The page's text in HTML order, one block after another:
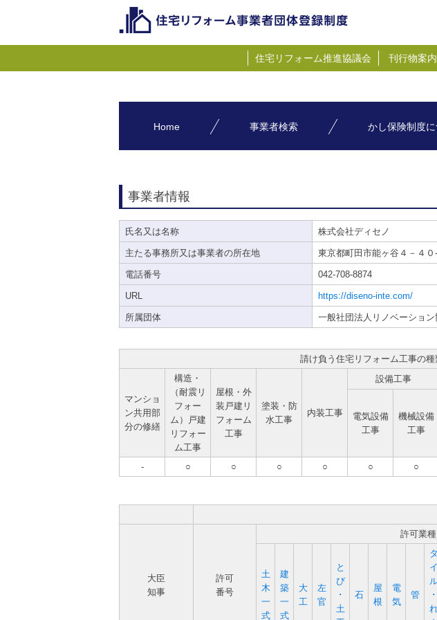
住宅リフォーム推進協議会 刊行物案内
Home 事業者検索 かし保険制度
事業者情報
氏名又は名称 株式会社ディセノ
主たる事務所又は事業者の所在地 東京都町田市能ヶ谷４－４０
電話番号 042-708-8874
URL https://diseno-inte.com/
所属団体 一般社団法人リノベーション
請け負う住宅リフォーム工事の種
マンショ
ン共用部
分の修繕
構造・
（耐震リ
フォー
ム）戸建
リフォー
ム工事
屋根・外
装戸建リ
フォーム
工事
塗装・防
水工事
内装工事
設備工事
電気設備
工事
機械設備
工事
- ○ ○ ○ ○ ○ ○
大臣
知事
許可
番号
許可業
土
木
一
式
建
築
一
式
大
工
左
官
と
び
･
土
石
屋
根
電
気
管
タ
イ
･